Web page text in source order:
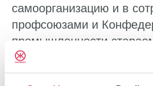
самоорганизацию и в
профсоюзами и
промышленности
наилучшую рабочую
активно поощряет